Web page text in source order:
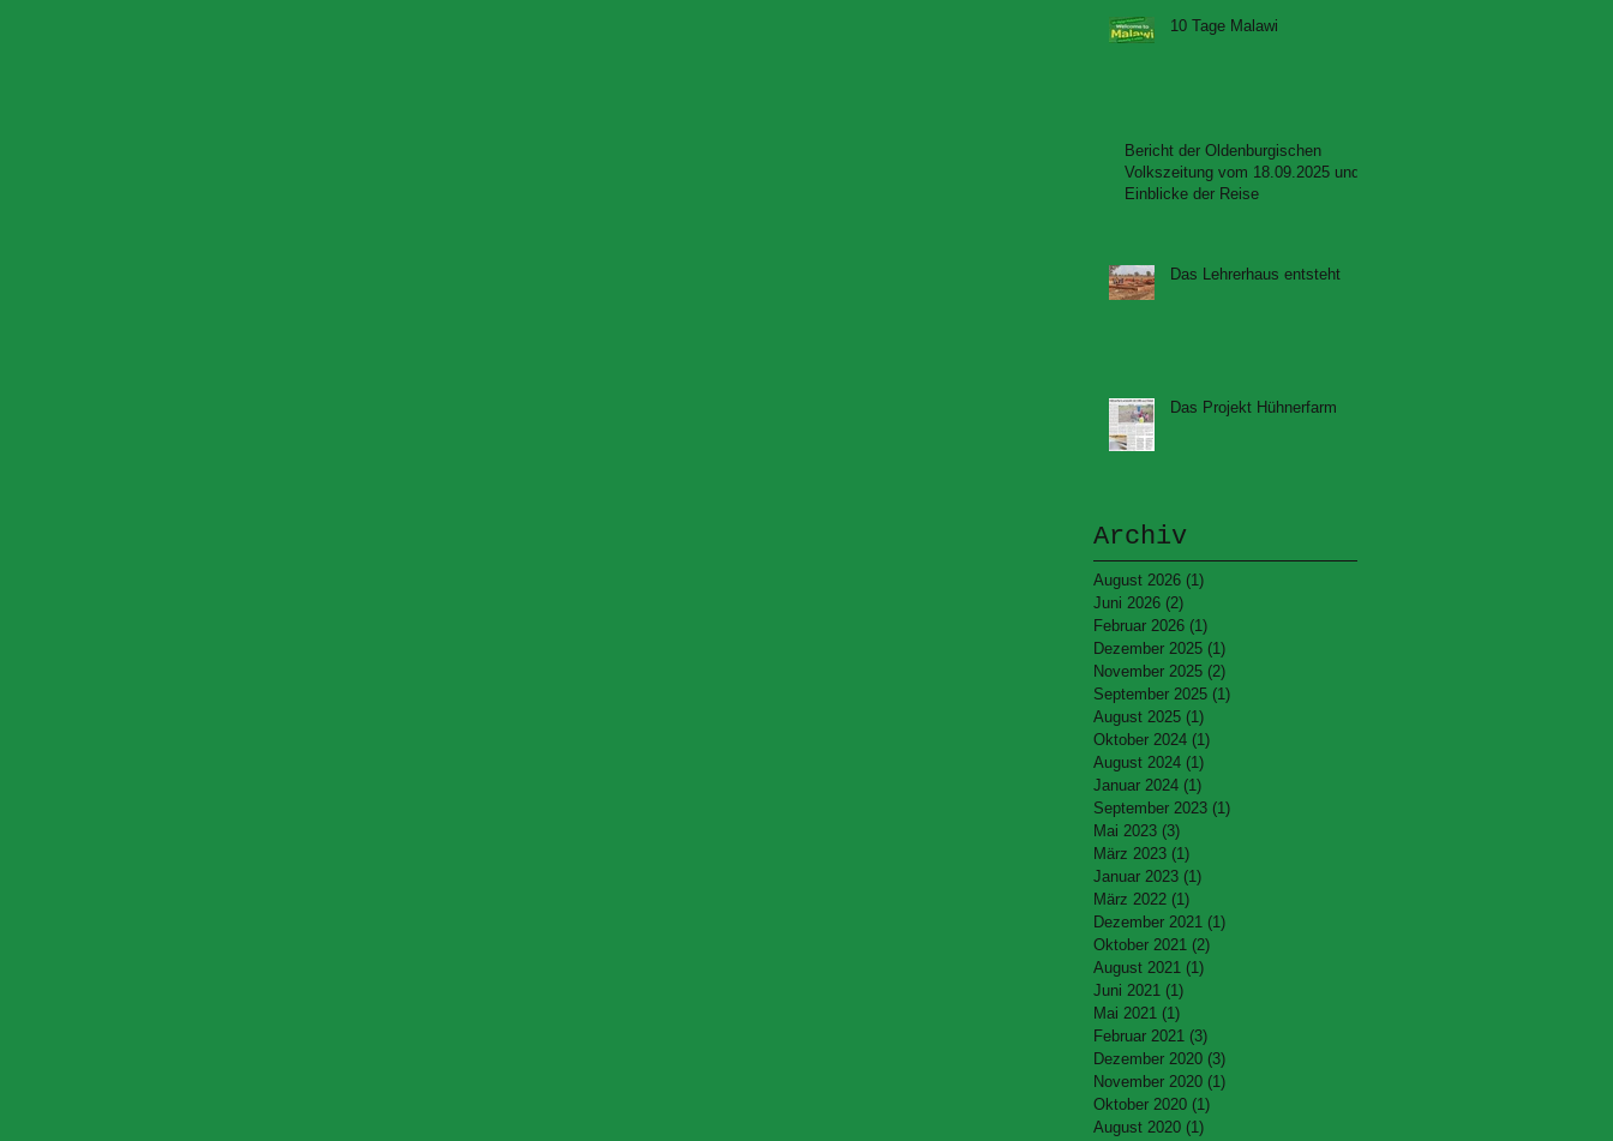
10 Tage Malawi
Bericht der Oldenburgischen
Volkszeitung vom 18.09.2025 und
Einblicke der Reise
Das Lehrerhaus entsteht
Das Projekt Hühnerfarm
Archiv
August 2026 (1)
Juni 2026 (2)
Februar 2026 (1)
Dezember 2025 (1)
November 2025 (2)
September 2025 (1)
August 2025 (1)
Oktober 2024 (1)
August 2024 (1)
Januar 2024 (1)
September 2023 (1)
Mai 2023 (3)
März 2023 (1)
Januar 2023 (1)
März 2022 (1)
Dezember 2021 (1)
Oktober 2021 (2)
August 2021 (1)
Juni 2021 (1)
Mai 2021 (1)
Februar 2021 (3)
Dezember 2020 (3)
November 2020 (1)
Oktober 2020 (1)
August 2020 (1)